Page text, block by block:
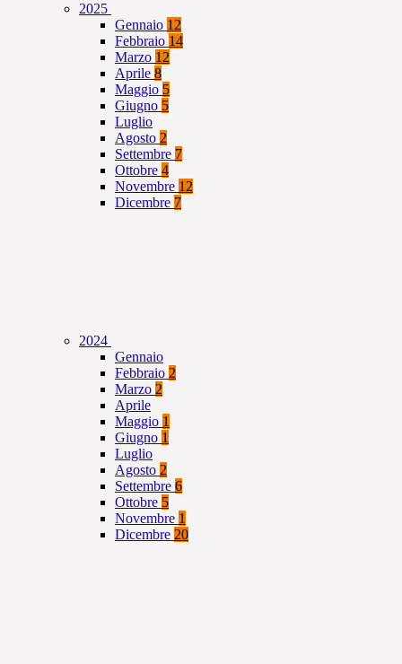
2025
Gennaio 12
Febbraio 14
Marzo 12
Aprile 8
Maggio 5
Giugno 5
Luglio
Agosto 2
Settembre 7
Ottobre 4
Novembre 12
Dicembre 7
2024
Gennaio
Febbraio 2
Marzo 2
Aprile
Maggio 1
Giugno 1
Luglio
Agosto 2
Settembre 6
Ottobre 5
Novembre 1
Dicembre 20